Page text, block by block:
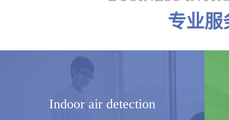
专业服
Indoor air detection